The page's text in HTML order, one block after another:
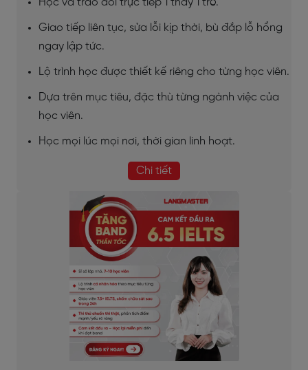
Giao tiếp liên tục, sửa lỗi kịp thời, bù đắp lỗ hổng
ngay lập tức.
Lộ trình học được thiết kế riêng cho từng học viên.
Dựa trên mục tiêu, đặc thù từng ngành việc của
học viên.
Học mọi lúc mọi nơi, thời gian linh hoạt.
Chi tiết